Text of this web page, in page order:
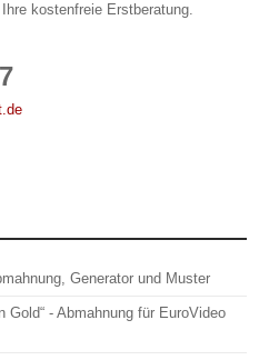
kostenfreie Erstberatung.
Generator und Muster
Gold“ - Abmahnung für EuroVideo